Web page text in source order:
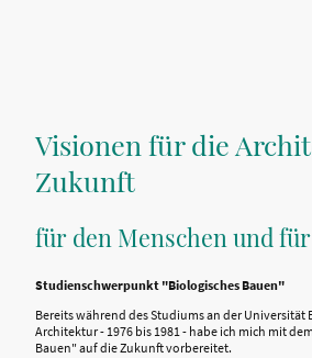
Visionen für die
Zukunft
für den Menschen und
Studienschwerpunkt "Biologisches Bauen"
Bereits während des Studiums an der Universität
Architektur - 1976 bis 1981 - habe ich mich mit
Bauen" auf die Zukunft vorbereitet.